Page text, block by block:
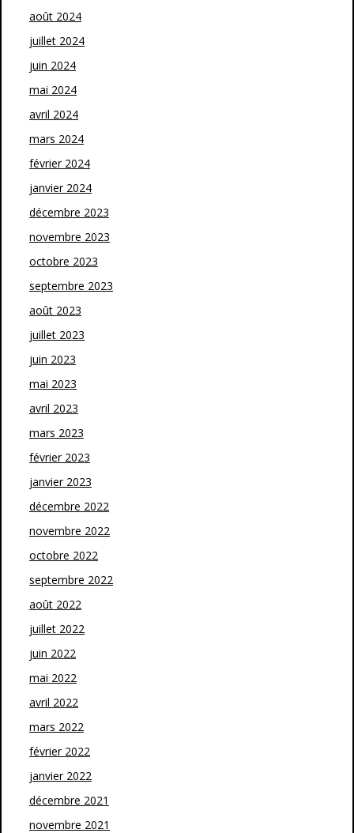
août 2024
juillet 2024
juin 2024
mai 2024
avril 2024
mars 2024
février 2024
janvier 2024
décembre 2023
novembre 2023
octobre 2023
septembre 2023
août 2023
juillet 2023
juin 2023
mai 2023
avril 2023
mars 2023
février 2023
janvier 2023
décembre 2022
novembre 2022
octobre 2022
septembre 2022
août 2022
juillet 2022
juin 2022
mai 2022
avril 2022
mars 2022
février 2022
janvier 2022
décembre 2021
novembre 2021